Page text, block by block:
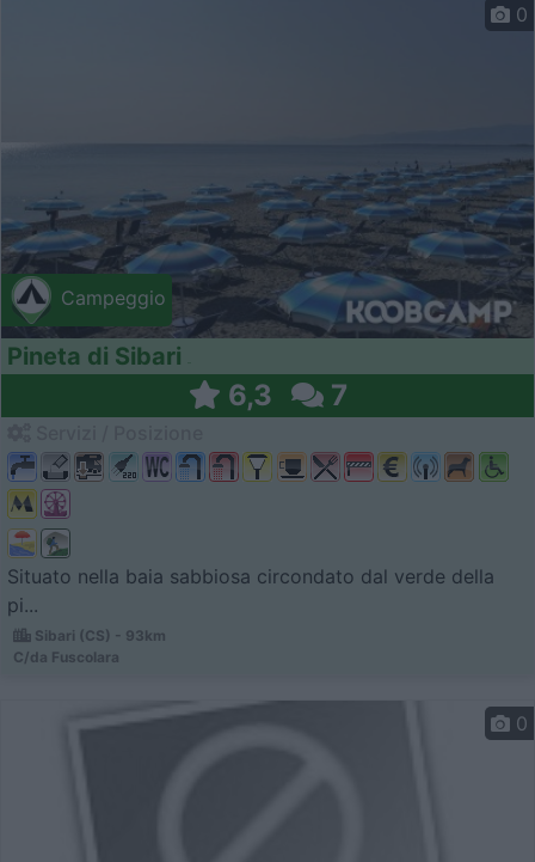
Campeggio
0
Pineta di Sibari
6,3 7
Situato nella baia sabbiosa circondato dal verde della
pi...
Sibari (CS) - 93km
C/da Fuscolara
0